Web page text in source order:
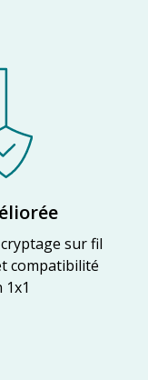
sur fil
compatibilité
1x1